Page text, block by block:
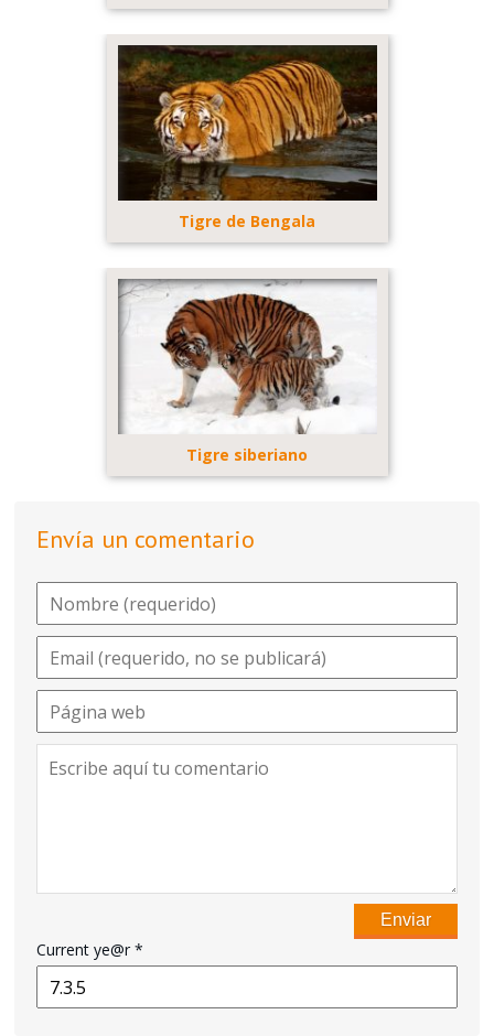
Tigre de Bengala
Tigre siberiano
Envía un comentario
Current ye@r*